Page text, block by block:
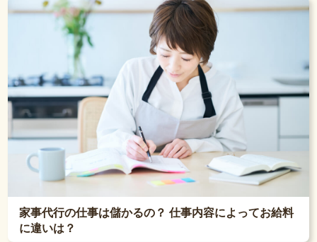
家事代行の仕事は儲かるの？ 仕事内容によってお給料
に違いは？